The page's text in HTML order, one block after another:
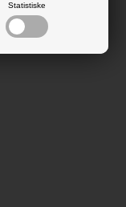
Statistiske